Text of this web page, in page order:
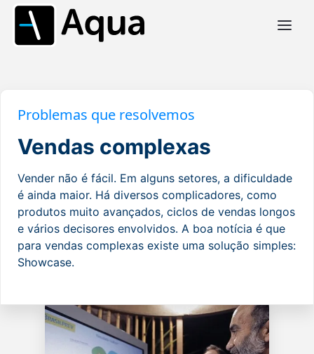
Problemas que resolvemos
Vendas complexas
Vender não é fácil. Em alguns setores, a dificuldade
é ainda maior. Há diversos complicadores, como
produtos muito avançados, ciclos de vendas longos
e vários decisores envolvidos. A boa notícia é que
para vendas complexas existe uma solução simples:
Showcase.